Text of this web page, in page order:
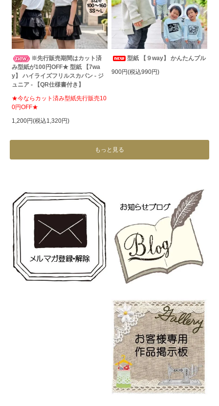
※先行販売期間はカット済
み型紙が100円OFF★ 型紙 【7wa
y】 ハイライズフリルスカパン - ジ
ュニア - 【QR仕様書付き】
★今ならカット済み型紙先行販売10
0円OFF★
1,200円(税込1,320円)
型紙 【９way】 かんたんプル
900円(税込990円)
もっと見る